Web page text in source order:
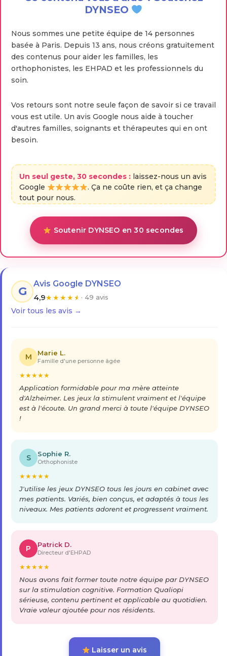
DYNSEO
Nous sommes une petite équipe de 14 personnes
basée à Paris. Depuis 13 ans, nous créons gratuitement
des contenus pour aider les familles, les
orthophonistes, les EHPAD et les professionnels du
soin.
Vos retours sont notre seule façon de savoir si ce travail
vous est utile. Un avis Google nous aide à toucher
d'autres familles, soignants et thérapeutes qui en ont
besoin.
Un seul geste, 30 secondes : laissez-nous un avis
Google
. Ça ne coûte rien, et ça change
tout pour nous.
Soutenir DYNSEO en 30 secondes
G
Avis Google DYNSEO
4,9★★★★★ · 49 avis
Voir tous les avis →
M Marie L.
Famille d'une personne âgée
★★★★★
Application formidable pour ma mère atteinte
d'Alzheimer. Les jeux la stimulent vraiment et l'équipe
est à l'écoute. Un grand merci à toute l'équipe DYNSEO
!
S Sophie R.
Orthophoniste
★★★★★
J'utilise les jeux DYNSEO tous les jours en cabinet avec
mes patients. Variés, bien conçus, et adaptés à tous les
niveaux. Mes patients adorent et progressent vraiment.
P Patrick D.
Directeur d'EHPAD
★★★★★
Nous avons fait former toute notre équipe par DYNSEO
sur la stimulation cognitive. Formation Qualiopi
sérieuse, contenu pertinent et applicable au quotidien.
Vraie valeur ajoutée pour nos résidents.
Laisser un avis